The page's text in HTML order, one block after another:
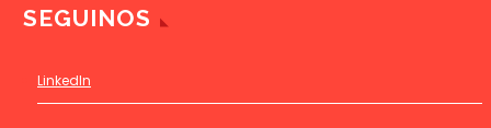
SEGUINOS
LinkedIn